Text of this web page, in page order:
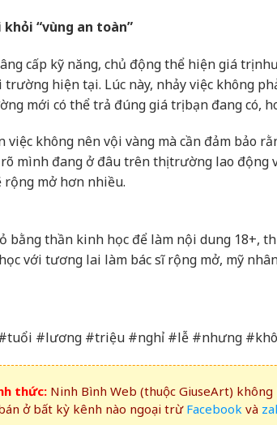
“vùng an toàn”
cấp kỹ năng, chủ động thể hiện giá trị
trường hiện tại. Lúc này, nhảy việc không
mới có thể trả đúng giá trị bạn đang có,
việc không nên vội vàng mà cần đảm bảo
mình đang ở đâu trên thị trường lao động
mở hơn nhiều.
bằng thần kinh học để làm nội dung 18+,
với tương lai làm bác sĩ rộng mở, mỹ
#lương #triệu #nghỉ #lễ #nhưng
thức: Ninh Bình Web (thuộc GiuseArt)
ở bất kỳ kênh nào ngoại trừ Facebook và